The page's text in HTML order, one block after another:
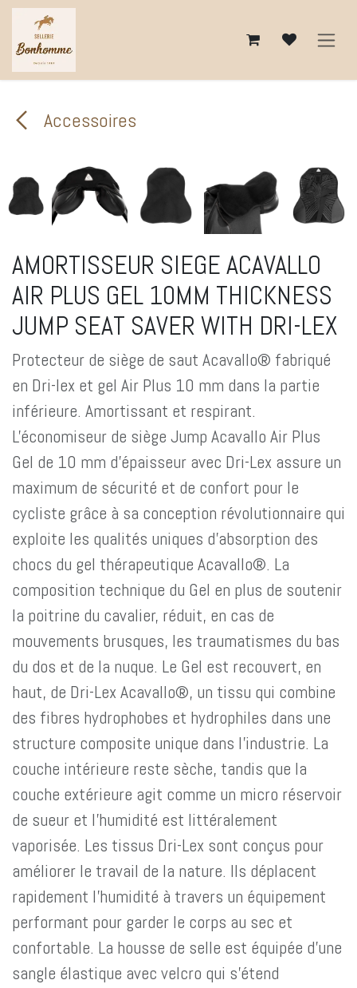
Se rendre au contenu
Accessoires
AMORTISSEUR SIEGE ACAVALLO
AIR PLUS GEL 10MM THICKNESS
JUMP SEAT SAVER WITH DRI-LEX
Protecteur de siège de saut Acavallo® fabriqué
en Dri-lex et gel Air Plus 10 mm dans la partie
inférieure. Amortissant et respirant.
L'économiseur de siège Jump Acavallo Air Plus
Gel de 10 mm d'épaisseur avec Dri-Lex assure un
maximum de sécurité et de confort pour le
cycliste grâce à sa conception révolutionnaire qui
exploite les qualités uniques d'absorption des
chocs du gel thérapeutique Acavallo®. La
composition technique du Gel en plus de soutenir
la poitrine du cavalier, réduit, en cas de
mouvements brusques, les traumatismes du bas
du dos et de la nuque. Le Gel est recouvert, en
haut, de Dri-Lex Acavallo®, un tissu qui combine
des fibres hydrophobes et hydrophiles dans une
structure composite unique dans l'industrie. La
couche intérieure reste sèche, tandis que la
couche extérieure agit comme un micro réservoir
de sueur et l'humidité est littéralement
vaporisée. Les tissus Dri-Lex sont conçus pour
améliorer le travail de la nature. Ils déplacent
rapidement l'humidité à travers un équipement
performant pour garder le corps au sec et
confortable. La housse de selle est équipée d'une
sangle élastique avec velcro qui s'étend